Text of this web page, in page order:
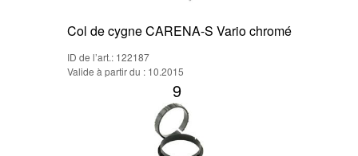
Col de cygne CARENA-S Vario chromé
ID de l’art.: 122187
Valide à partir du : 10.2015
9